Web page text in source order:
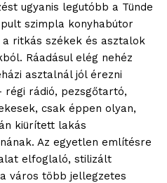
ugyanis legutóbb a Tünde
szimpla konyhabútor
ritkás székek és asztalok
Ráadásul elég nehéz
asztalnál jól érezni
régi rádió, pezsgőtartó,
csak éppen olyan,
kiürített lakás
Az egyetlen említésre
elfoglaló, stilizált
város több jellegzetes